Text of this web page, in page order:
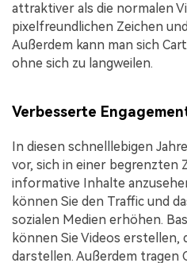
attraktiver als die normalen
pixelfreundlichen Zeichen
Außerdem kann man sich
ohne sich zu langweilen.
Verbesserte
In diesen schnelllebigen
vor, sich in einer begrenzten
informative Inhalte
können Sie den Traffic und
sozialen Medien erhöhen.
können Sie Videos
darstellen. Außerdem tragen